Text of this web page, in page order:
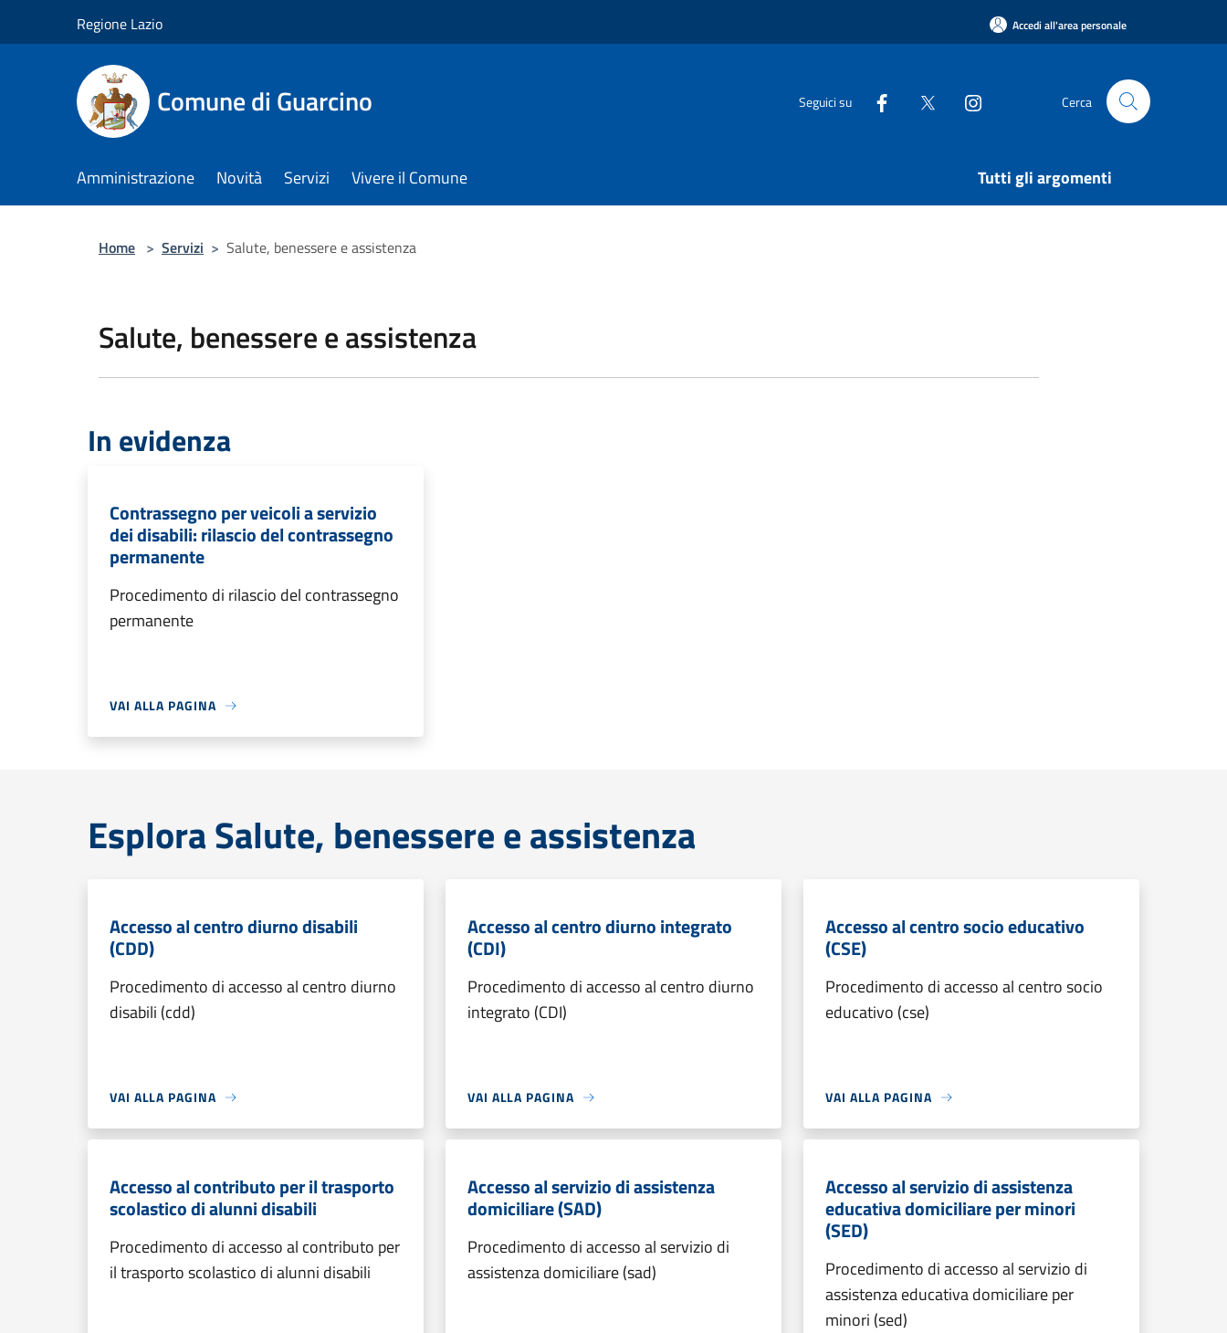
Regione Lazio Accedi all'area personale
Comune di Guarcino Seguici su Cerca
Amministrazione Novità Servizi Vivere il Comune Tutti gli argomenti
Home > Servizi > Salute, benessere e assistenza
Salute, benessere e assistenza
In evidenza
Contrassegno per veicoli a servizio
dei disabili: rilascio del contrassegno
permanente
Procedimento di rilascio del contrassegno
permanente
VAI ALLA PAGINA
Esplora Salute, benessere e assistenza
Accesso al centro diurno disabili
(CDD)
Procedimento di accesso al centro diurno
disabili (cdd)
VAI ALLA PAGINA
Accesso al centro diurno integrato
(CDI)
Procedimento di accesso al centro diurno
integrato (CDI)
VAI ALLA PAGINA
Accesso al centro socio educativo
(CSE)
Procedimento di accesso al centro socio
educativo (cse)
VAI ALLA PAGINA
Accesso al contributo per il trasporto
scolastico di alunni disabili
Procedimento di accesso al contributo per
il trasporto scolastico di alunni disabili
Accesso al servizio di assistenza
domiciliare (SAD)
Procedimento di accesso al servizio di
assistenza domiciliare (sad)
Accesso al servizio di assistenza
educativa domiciliare per minori
(SED)
Procedimento di accesso al servizio di
assistenza educativa domiciliare per
minori (sed)